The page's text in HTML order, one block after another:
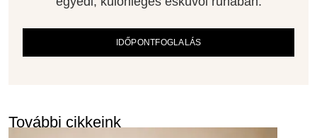
IDŐPONTFOGLALÁS
További cikkeink